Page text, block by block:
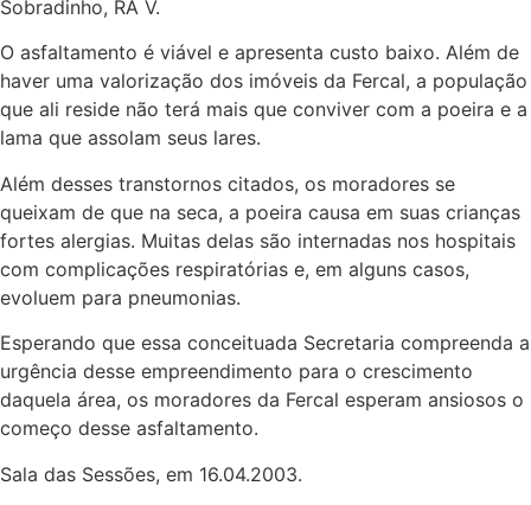
Sobradinho, RA V.
O asfaltamento é viável e apresenta custo baixo. Além de
haver uma valorização dos imóveis da Fercal, a população
que ali reside não terá mais que conviver com a poeira e a
lama que assolam seus lares.
Além desses transtornos citados, os moradores se
queixam de que na seca, a poeira causa em suas crianças
fortes alergias. Muitas delas são internadas nos hospitais
com complicações respiratórias e, em alguns casos,
evoluem para pneumonias.
Esperando que essa conceituada Secretaria compreenda a
urgência desse empreendimento para o crescimento
daquela área, os moradores da Fercal esperam ansiosos o
começo desse asfaltamento.
Sala das Sessões, em 16.04.2003.